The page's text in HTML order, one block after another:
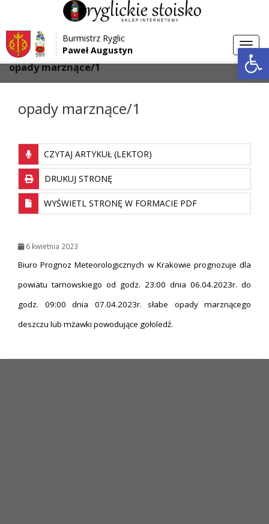
Przejdź do menu
Przejdź do głównej treści strony
Przejdź do stopki strony
Burmistrz Ryglic
Paweł Augustyn
Strona główna > Aktualności
opady marznące/1
opady marznące/1
CZYTAJ ARTYKUŁ (LEKTOR)
DRUKUJ STRONĘ
WYŚWIETL STRONĘ W FORMACIE PDF
6 kwietnia 2023
Biuro Prognoz Meteorologicznych w Krakowie prognozuje dla
powiatu tarnowskiego od godz. 23:00 dnia 06.04.2023r. do
godz. 09:00 dnia 07.04.2023r. słabe opady marznącego
deszczu lub mżawki powodujące gołoledź.